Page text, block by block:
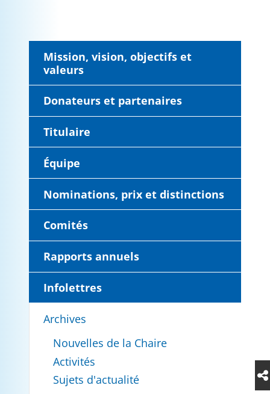
Mission, vision, objectifs et
valeurs
Donateurs et partenaires
Titulaire
Équipe
Nominations, prix et distinctions
Comités
Rapports annuels
Infolettres
Archives
Nouvelles de la Chaire
Activités
Sujets d'actualité